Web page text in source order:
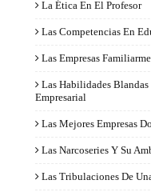
La Ética En El Profesor
Las Competencias En
Las Empresas
Las Habilidades
Empresarial
Las Mejores Empresas
Las Narcoseries Y Su
Las Tribulaciones De